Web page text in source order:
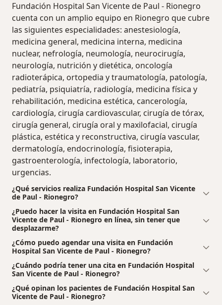
Fundación Hospital San Vicente de Paul - Rionegro
cuenta con un amplio equipo en Rionegro que cubre
las siguientes especialidades: anestesiología,
medicina general, medicina interna, medicina
nuclear, nefrología, neumología, neurocirugía,
neurología, nutrición y dietética, oncología
radioterápica, ortopedia y traumatología, patología,
pediatría, psiquiatría, radiología, medicina física y
rehabilitación, medicina estética, cancerología,
cardiología, cirugía cardiovascular, cirugía de tórax,
cirugía general, cirugía oral y maxilofacial, cirugía
plástica, estética y reconstructiva, cirugía vascular,
dermatología, endocrinología, fisioterapia,
gastroenterología, infectología, laboratorio,
urgencias.
¿Qué servicios realiza Fundación Hospital San Vicente
de Paul - Rionegro?
¿Puedo hacer la visita en Fundación Hospital San
Vicente de Paul - Rionegro en línea, sin tener que
desplazarme?
¿Cómo puedo agendar una visita en Fundación
Hospital San Vicente de Paul - Rionegro?
¿Cuándo podría tener una cita en Fundación Hospital
San Vicente de Paul - Rionegro?
¿Qué opinan los pacientes de Fundación Hospital San
Vicente de Paul - Rionegro?